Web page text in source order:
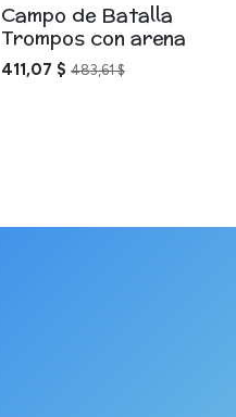
Campo de Batalla
Trompos con arena
411,07 $ 483,61$